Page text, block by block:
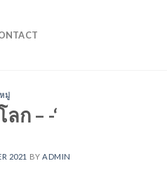
มู่
ก – -‘
2021 BY ADMIN